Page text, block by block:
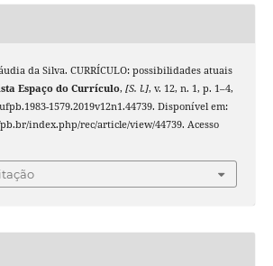
da Silva. CURRÍCULO: possibilidades atuais
Espaço do Currículo, [S. l.], v. 12, n. 1, p. 1–4,
1579.2019v12n1.44739. Disponível em:
index.php/rec/article/view/44739. Acesso